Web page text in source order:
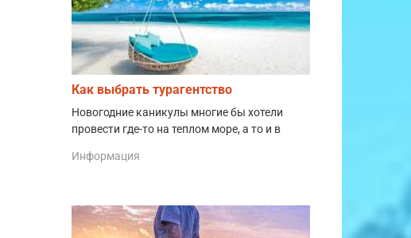
Как выбрать турагентство
Новогодние каникулы многие бы хотели
провести где-то на теплом море, а то и в
Информация